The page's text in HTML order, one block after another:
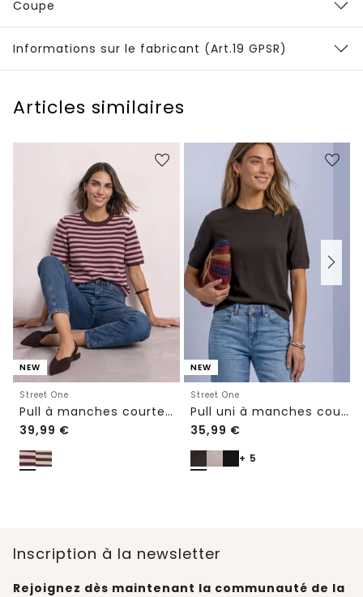
Coupe
Informations sur le fabricant (Art.19 GPSR)
Articles similaires
NEW
Street One
Pull à manches courtes à col rond et à rayures
39,99 €
NEW
Street One
Pull uni à manches courtes et col rond
35,99 €
+ 5
Inscription à la newsletter
Rejoignez dès maintenant la communauté de la